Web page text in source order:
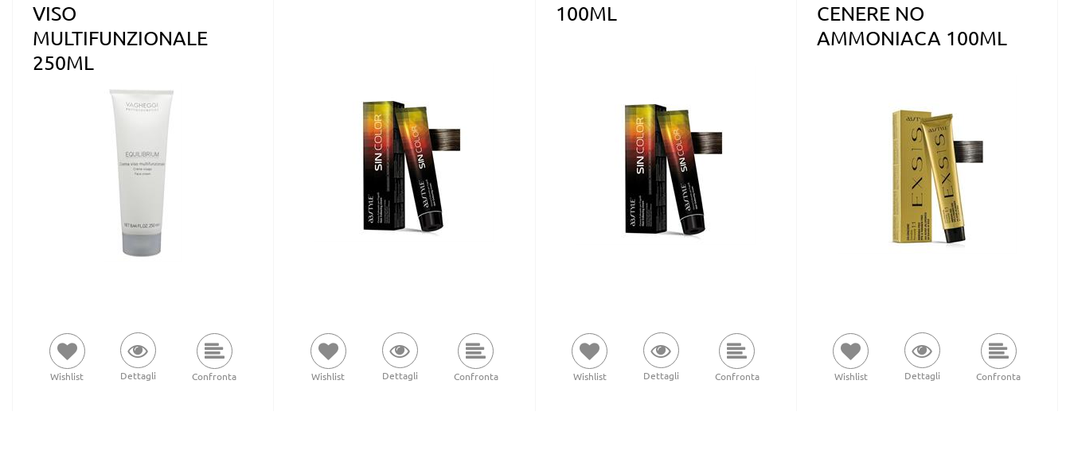
VISO
MULTIFUNZIONALE
250ML
Wishlist Dettagli Confronta Wishlist Dettagli Confronta
100ML
Wishlist Dettagli Confronta
CENERE NO
AMMONIACA 100ML
Wishlist Dettagli Confronta